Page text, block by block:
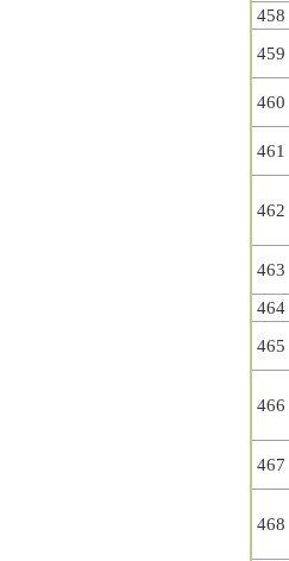
458
459
460
461
462
463
464
465
466
467
468